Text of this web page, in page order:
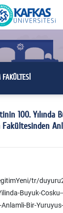
100. Yılında
tr/
Buyuk-
Bir-